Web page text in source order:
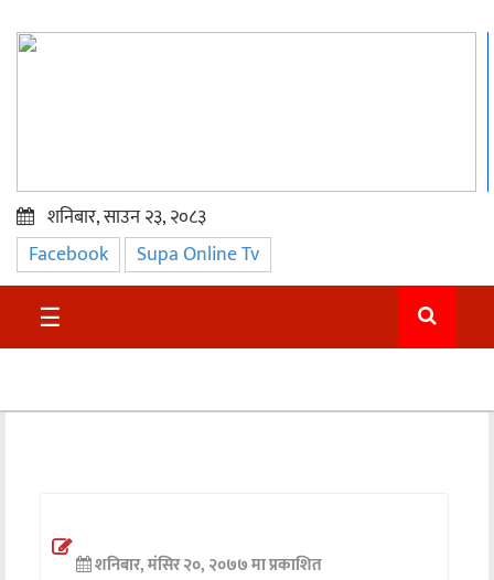
प्रमुख
समाचार
सुदुर
अन्तर्वार्ता
शनिबार, साउन २३, २०८३
Facebook Supa Online Tv
☰
शनिबार, मंसिर २०, २०७७ मा प्रकाशित